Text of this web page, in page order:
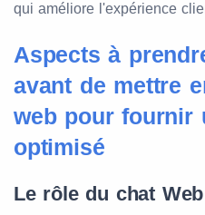
qui améliore l'expérience
Aspects à
avant de mettre
web pour fournir
optimisé
Le rôle du chat Web